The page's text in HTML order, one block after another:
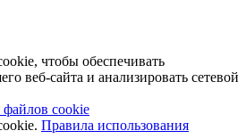
чтобы обеспечивать
веб-сайта и анализировать сетевой
файлов cookie
Правила использования